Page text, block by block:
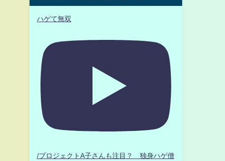
ハゲて無双
/プロジェクトA子さんも注目？ 独身ハゲ僧